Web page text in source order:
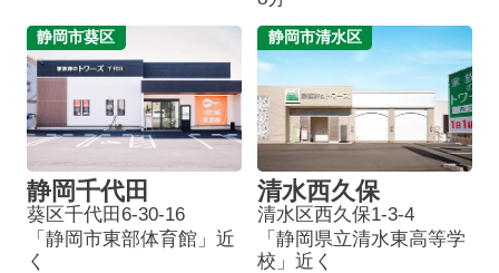
静岡市葵区
静岡千代田
葵区千代田6-30-16
「静岡市東部体育館」近
く
静岡市清水区
清水西久保
清水区西久保1-3-4
「静岡県立清水東高等学
校」近く